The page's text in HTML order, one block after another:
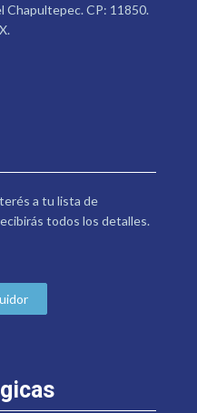
Chapultepec. CP: 11850.
a tu lista de
todos los detalles.